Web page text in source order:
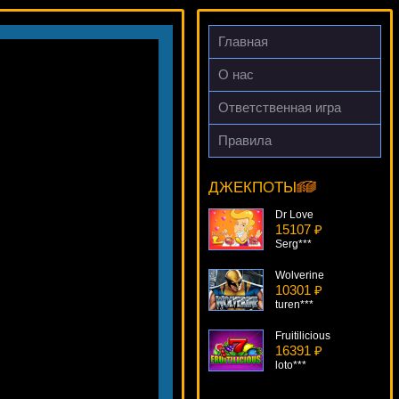
Главная
О нас
Ответственная игра
Правила
ДЖЕКПОТЫ
Stash Of The Titans
DenisVS***
Dr Love
15107 ₽
Serg***
Wolverine
10301 ₽
turen***
Fruitilicious
16391 ₽
loto***